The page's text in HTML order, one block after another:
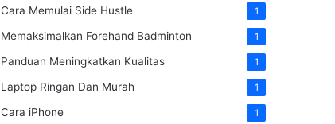
Cara Memulai Side Hustle 1
Memaksimalkan Forehand Badminton 1
Panduan Meningkatkan Kualitas 1
Laptop Ringan Dan Murah 1
Cara iPhone 1